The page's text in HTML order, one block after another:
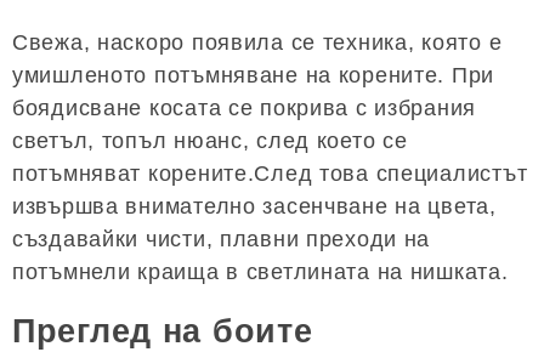
Свежа, наскоро появила се техника, която е
умишленото потъмняване на корените. При
боядисване косата се покрива с избрания
светъл, топъл нюанс, след което се
потъмняват корените.След това специалистът
извършва внимателно засенчване на цвета,
създавайки чисти, плавни преходи на
потъмнели краища в светлината на нишката.
Преглед на боите